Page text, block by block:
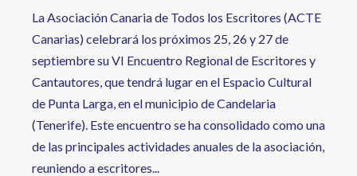
La Asociación Canaria de Todos los Escritores (ACTE
Canarias) celebrará los próximos 25, 26 y 27 de
septiembre su VI Encuentro Regional de Escritores y
Cantautores, que tendrá lugar en el Espacio Cultural
de Punta Larga, en el municipio de Candelaria
(Tenerife). Este encuentro se ha consolidado como una
de las principales actividades anuales de la asociación,
reuniendo a escritores...